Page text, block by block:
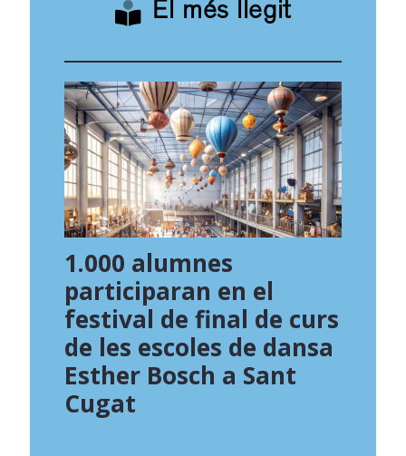
El més llegit
1.000 alumnes
participaran en el
festival de final de curs
de les escoles de dansa
Esther Bosch a Sant
Cugat